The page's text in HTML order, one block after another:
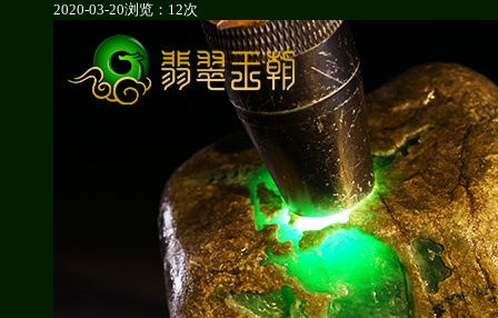
2020-03-20浏览：12次